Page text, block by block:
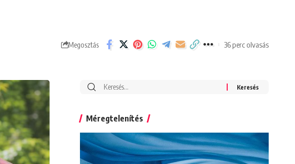
Megosztás 36 perc olvasás
Search
Méregtelenítés